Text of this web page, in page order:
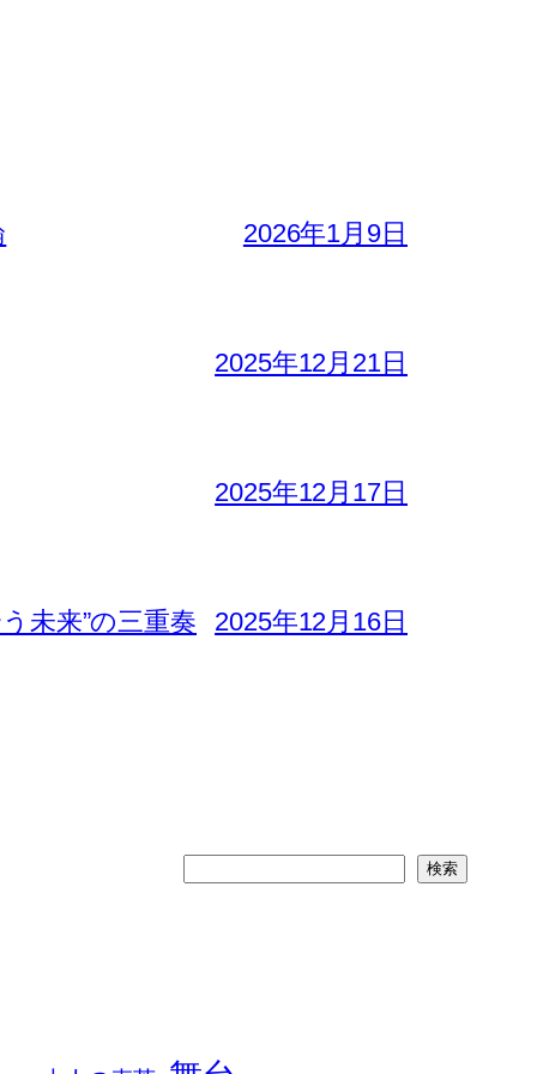
2026年1月9日
2025年12月21日
2025年12月17日
未来”の三重奏 2025年12月16日
検索